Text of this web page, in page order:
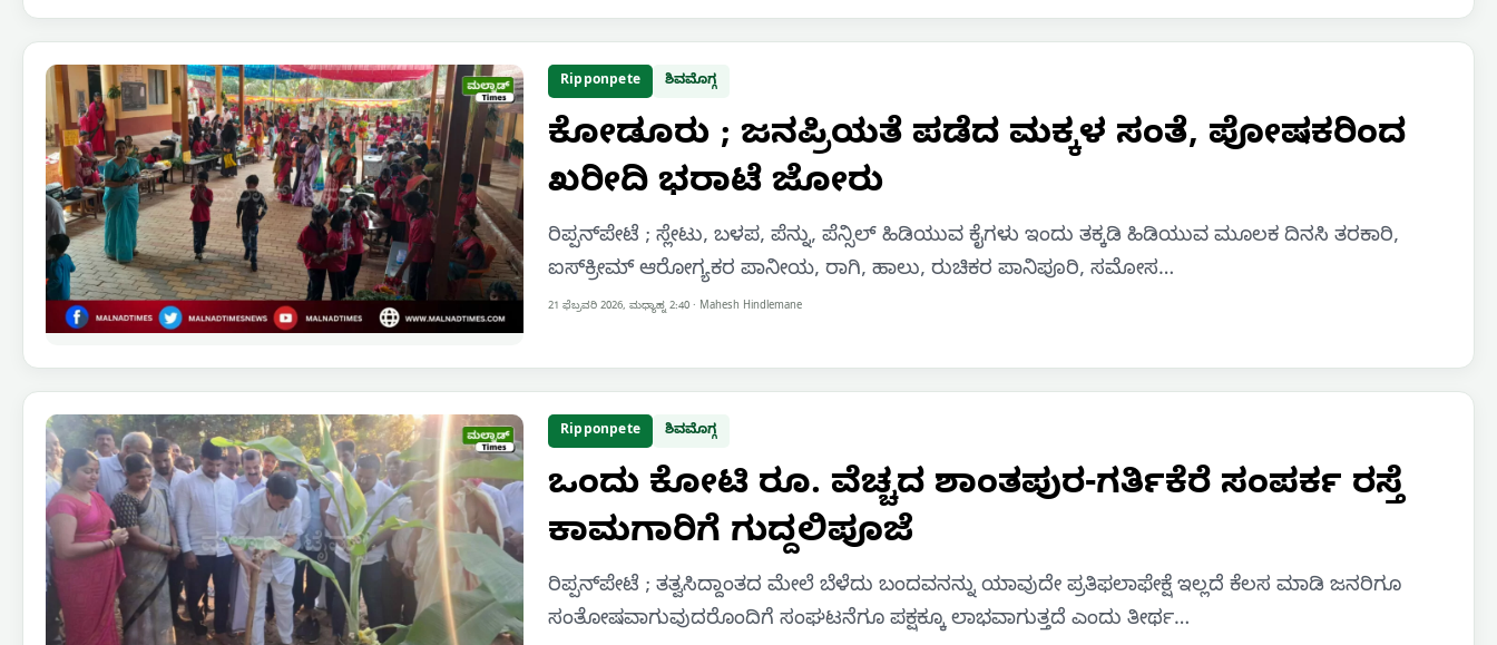
Ripponpete ಶಿವಮೊಗ್ಗ
ಕೋಡೂರು ; ಜನಪ್ರಿಯತೆ ಪಡೆದ ಮಕ್ಕಳ ಸಂತೆ, ಪೋಷಕರಿಂದ
ಖರೀದಿ ಭರಾಟೆ ಜೋರು
ರಿಪ್ಪನ್‌ಪೇಟೆ ; ಸ್ಲೇಟು, ಬಳಪ, ಪೆನ್ನು, ಪೆನ್ಸಿಲ್ ಹಿಡಿಯುವ ಕೈಗಳು ಇಂದು ತಕ್ಕಡಿ ಹಿಡಿಯುವ ಮೂಲಕ ದಿನಸಿ ತರಕಾರಿ,
ಐಸ್‌ಕ್ರೀಮ್ ಆರೋಗ್ಯಕರ ಪಾನೀಯ, ರಾಗಿ, ಹಾಲು, ರುಚಿಕರ ಪಾನಿಪೂರಿ, ಸಮೋಸ…
21 ಫೆಬ್ರವರಿ 2026, ಮಧ್ಯಾಹ್ನ 2:40 · Mahesh Hindlemane
Ripponpete ಶಿವಮೊಗ್ಗ
ಒಂದು ಕೋಟಿ ರೂ. ವೆಚ್ಚದ ಶಾಂತಪುರ-ಗರ್ತಿಕೆರೆ ಸಂಪರ್ಕ ರಸ್ತೆ
ಕಾಮಗಾರಿಗೆ ಗುದ್ದಲಿಪೂಜೆ
ರಿಪ್ಪನ್‌ಪೇಟೆ ; ತತ್ವಸಿದ್ದಾಂತದ ಮೇಲೆ ಬೆಳೆದು ಬಂದವನನ್ನು ಯಾವುದೇ ಪ್ರತಿಫಲಾಫೇಕ್ಷೆ ಇಲ್ಲದೆ ಕೆಲಸ ಮಾಡಿ ಜನರಿಗೂ
ಸಂತೋಷವಾಗುವುದರೊಂದಿಗೆ ಸಂಘಟನೆಗೂ ಪಕ್ಷಕ್ಕೂ ಲಾಭವಾಗುತ್ತದೆ ಎಂದು ತೀರ್ಥ…